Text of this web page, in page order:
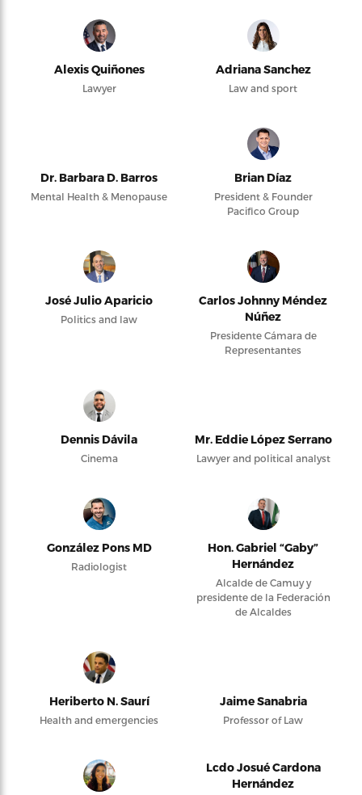
Alexis Quiñones
Lawyer
Adriana Sanchez
Law and sport
Dr. Barbara D. Barros
Mental Health & Menopause
Brian Díaz
President & Founder
Pacifico Group
José Julio Aparicio
Politics and law
Carlos Johnny Méndez
Núñez
Presidente Cámara de
Representantes
Dennis Dávila
Cinema
Mr. Eddie López Serrano
Lawyer and political analyst
González Pons MD
Radiologist
Hon. Gabriel “Gaby”
Hernández
Alcalde de Camuy y
presidente de la Federación
de Alcaldes
Heriberto N. Saurí
Health and emergencies
Jaime Sanabria
Professor of Law
Lcdo Josué Cardona
Hernández